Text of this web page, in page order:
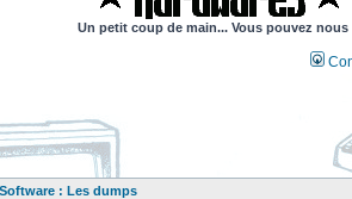
Un petit coup de main... Vous pouvez
Software : Les dumps